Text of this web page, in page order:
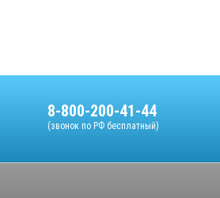
8-800-200-41-44
(звонок по РФ бесплатный)